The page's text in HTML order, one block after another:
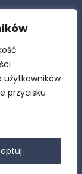
przycisku